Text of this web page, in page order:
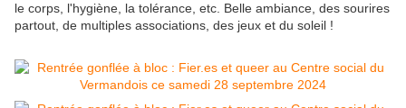
le corps, l'hygiène, la tolérance, etc. Belle ambiance, des sourires
partout, de multiples associations, des jeux et du soleil !